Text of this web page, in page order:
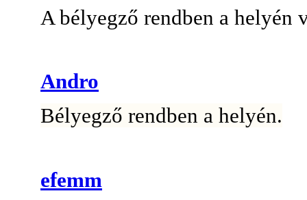
A bélyegző rendben a helyén
Andro
Bélyegző rendben a helyén.
efemm